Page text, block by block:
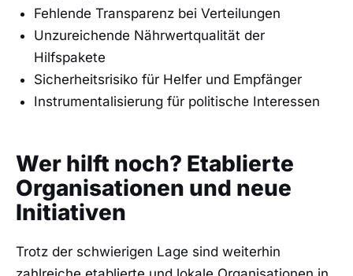
Fehlende Transparenz bei Verteilungen
Unzureichende Nährwertqualität der
Hilfspakete
Sicherheitsrisiko für Helfer und Empfänger
Instrumentalisierung für politische Interessen
Wer hilft noch? Etablierte
Organisationen und neue
Initiativen
Trotz der schwierigen Lage sind weiterhin